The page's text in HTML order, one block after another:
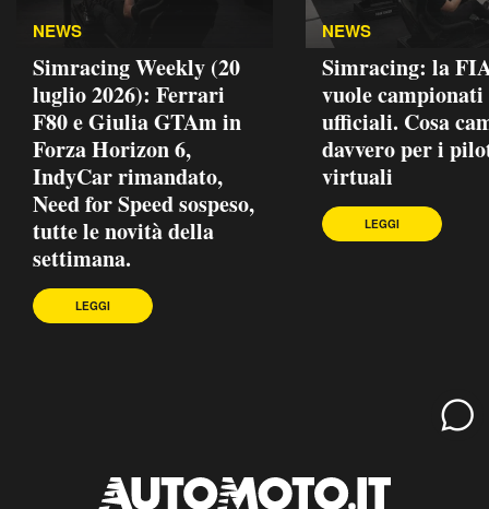
NEWS
Simracing Weekly (20
luglio 2026): Ferrari
F80 e Giulia GTAm in
Forza Horizon 6,
IndyCar rimandato,
Need for Speed sospeso,
tutte le novità della
settimana.
LEGGI
NEWS
Simracing: la
vuole campionati
ufficiali. Cosa
davvero per i
virtuali
LEGGI